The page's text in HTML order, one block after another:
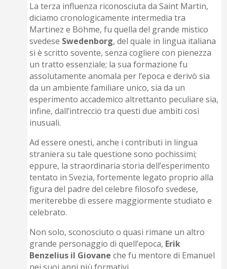
La terza influenza riconosciuta da Saint Martin,
diciamo cronologicamente intermedia tra
Martinez e Böhme, fu quella del grande mistico
svedese Swedenborg, del quale in lingua italiana
si è scritto sovente, senza cogliere con pienezza
un tratto essenziale; la sua formazione fu
assolutamente anomala per l’epoca e derivò sia
da un ambiente familiare unico, sia da un
esperimento accademico altrettanto peculiare sia,
infine, dall’intreccio tra questi due ambiti così
inusuali.
Ad essere onesti, anche i contributi in lingua
straniera su tale questione sono pochissimi;
eppure, la straordinaria storia dell’esperimento
tentato in Svezia, fortemente legato proprio alla
figura del padre del celebre filosofo svedese,
meriterebbe di essere maggiormente studiato e
celebrato.
Non solo, sconosciuto o quasi rimane un altro
grande personaggio di quell’epoca, Erik
Benzelius il Giovane che fu mentore di Emanuel